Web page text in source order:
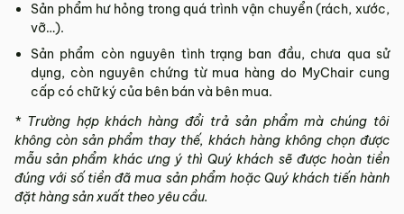
Sản phẩm hư hỏng trong quá trình vận chuyển (rách, xước,
vỡ…).
Sản phẩm còn nguyên tình trạng ban đầu, chưa qua sử
dụng, còn nguyên chứng từ mua hàng do MyChair cung
cấp có chữ ký của bên bán và bên mua.
* Trường hợp khách hàng đổi trả sản phẩm mà chúng tôi
không còn sản phẩm thay thế, khách hàng không chọn được
mẫu sản phẩm khác ưng ý thì Quý khách sẽ được hoàn tiền
đúng với số tiền đã mua sản phẩm hoặc Quý khách tiến hành
đặt hàng sản xuất theo yêu cầu.